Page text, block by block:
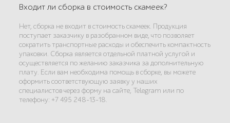
Входит ли сборка в стоимость скамеек?
Нет, сборка не входит в стоимость скамеек. Продукция
поступает заказчику в разобранном виде, что позволяет
сократить транспортные расходы и обеспечить компактность
упаковки. Сборка является отдельной платной услугой и
осуществляется по желанию заказчика за дополнительную
плату. Если вам необходима помощь в сборке, вы можете
оформить соответствующую заявку у наших
специалистов через форму на сайте, Telegram или по
телефону: +7 495 248-13-18.